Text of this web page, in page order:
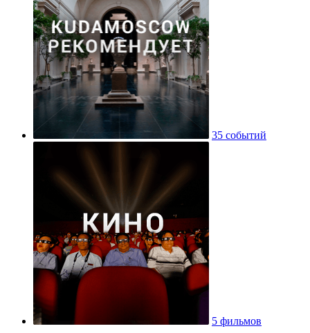
35 событий
5 фильмов